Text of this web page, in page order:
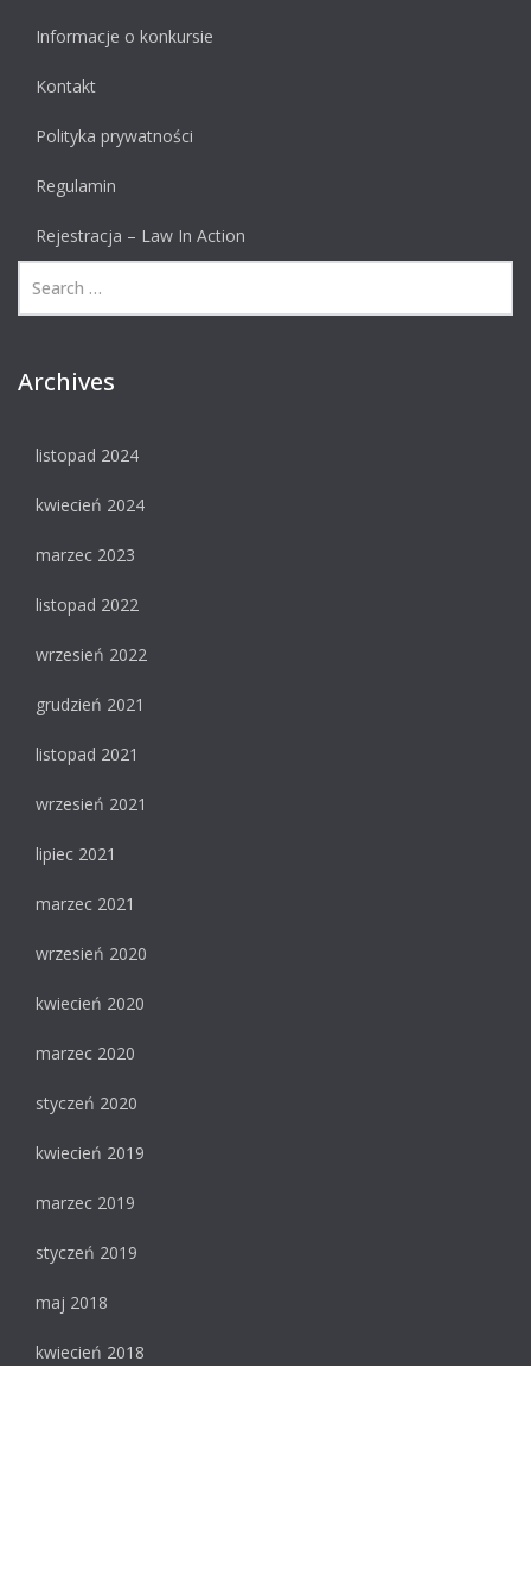
Informacje o konkursie
Kontakt
Polityka prywatności
Regulamin
Rejestracja – Law In Action
Archives
listopad 2024
kwiecień 2024
marzec 2023
listopad 2022
wrzesień 2022
grudzień 2021
listopad 2021
wrzesień 2021
lipiec 2021
marzec 2021
wrzesień 2020
kwiecień 2020
marzec 2020
styczeń 2020
kwiecień 2019
marzec 2019
styczeń 2019
maj 2018
kwiecień 2018